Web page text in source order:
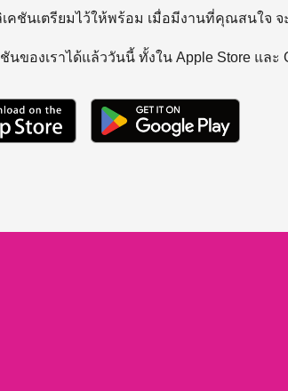
คชันเตรียมไว้ให้พร้อม เมื่อมีงานที่คุณสนใจ
นของเราได้แล้ววันนี้ ทั้งใน Apple Store และ